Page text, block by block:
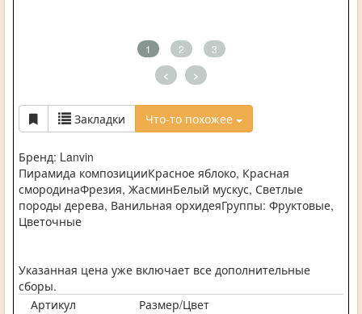
1 2 3
< >
Закладки Что-то похожее
Бренд: Lanvin
Пирамида композицииКрасное яблоко, Красная
смородинаФрезия, ЖасминБелый мускус, Светлые
породы дерева, Ванильная орхидеяГруппы: Фруктовые,
Цветочные
Указанная цена уже включает все дополнительные
сборы.
Артикул
Размер/Цвет